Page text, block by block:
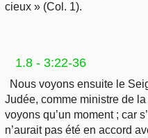
cieux » (Col. 1).
1.8 - 3:22-36
Nous voyons ensuite le
Judée, comme ministre de
voyons qu’un moment ; car
n’aurait pas été en accord